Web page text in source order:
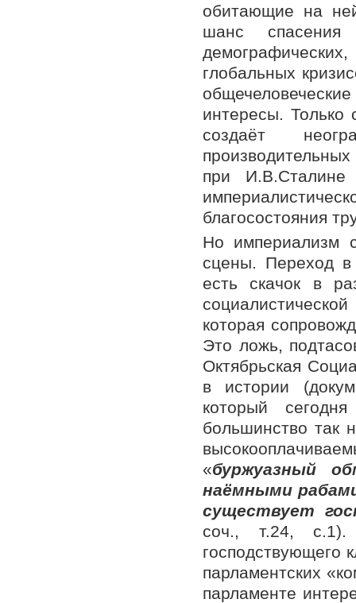
обитающие на
шанс спасения
глобальных
интересы. Только
создаёт
при
благосостояния
Но империализм
сцены. Переход в
есть скачок в
которая
Это ложь,
Октябрьская
в истории
который
большинство так
«буржуазный
наёмными
существует
соч., т.24, с.1).
господствующего
парламентских
парламенте